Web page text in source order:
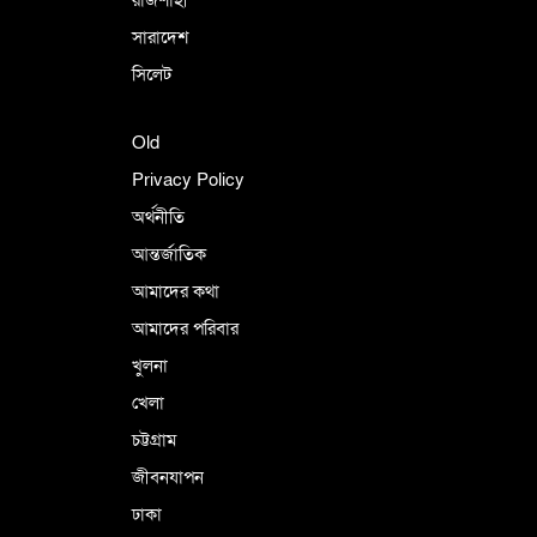
সারাদেশ
সিলেট
Old
Privacy Policy
অর্থনীতি
আন্তর্জাতিক
আমাদের কথা
আমাদের পরিবার
খুলনা
খেলা
চট্টগ্রাম
জীবনযাপন
ঢাকা